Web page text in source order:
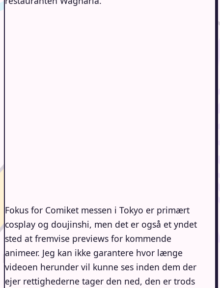
Fokus for Comiket messen i Tokyo er primært
cosplay og doujinshi, men det er også et yndet
sted at fremvise previews for kommende
animeer. Jeg kan ikke garantere hvor længe
videoen herunder vil kunne ses inden dem der
ejer rettighederne tager den ned, den er trods